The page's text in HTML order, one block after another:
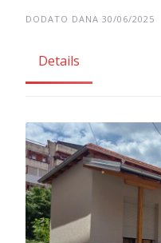
DODATO DANA 30/06/2025
Details